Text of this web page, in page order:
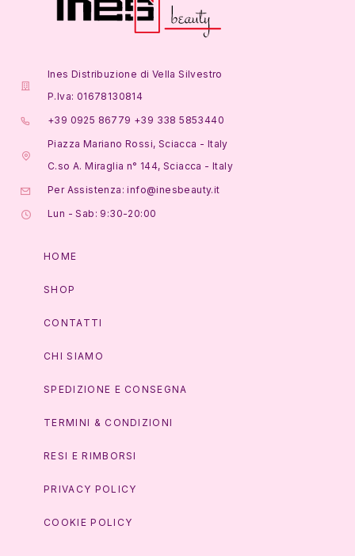
Ines Distribuzione di Vella Silvestro
P.Iva: 01678130814
+39 0925 86779 +39 338 5853440
Piazza Mariano Rossi, Sciacca - Italy
C.so A. Miraglia n° 144, Sciacca - Italy
Per Assistenza: info@inesbeauty.it
Lun - Sab: 9:30-20:00
HOME
SHOP
CONTATTI
CHI SIAMO
SPEDIZIONE E CONSEGNA
TERMINI & CONDIZIONI
RESI E RIMBORSI
PRIVACY POLICY
COOKIE POLICY